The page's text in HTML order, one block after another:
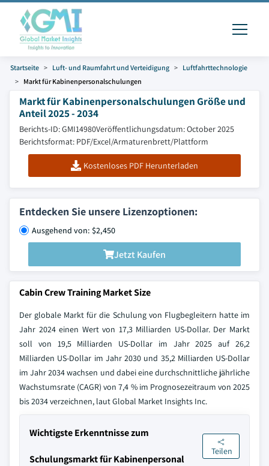
Startseite Luft- und Raumfahrt und Verteidigung
Luftfahrttechnologie
Markt für Kabinenpersonalschulungen
Markt für Kabinenpersonalschulungen Größe und
Anteil 2025 - 2034
Berichts-ID: GMI14980Veröffentlichungsdatum: October 2025
Berichtsformat: PDF/Excel/Armaturenbrett/Plattform
Kostenloses PDF Herunterladen
Entdecken Sie unsere Lizenzoptionen:
Ausgehend von: $2,450
Jetzt Kaufen
Cabin Crew Training Market Size
Der globale Markt für die Schulung von Flugbegleitern hatte im
Jahr 2024 einen Wert von 17,3 Milliarden US-Dollar. Der Markt
soll von 19,5 Milliarden US-Dollar im Jahr 2025 auf 26,2
Milliarden US-Dollar im Jahr 2030 und 35,2 Milliarden US-Dollar
im Jahr 2034 wachsen und dabei eine durchschnittliche jährliche
Wachstumsrate (CAGR) von 7,4 % im Prognosezeitraum von 2025
bis 2034 verzeichnen, laut Global Market Insights Inc.
Wichtigste Erkenntnisse zum
Schulungsmarkt für Kabinenpersonal
Teilen